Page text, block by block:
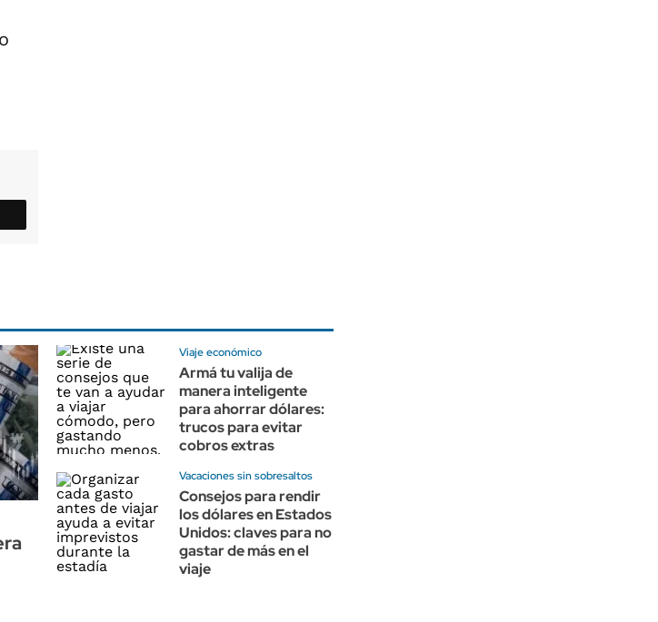
Viaje económico
Armá tu valija de
manera inteligente
para ahorrar dólares:
trucos para evitar
cobros extras
Vacaciones sin sobresaltos
Consejos para rendir
los dólares en Estados
Unidos: claves para no
gastar de más en el
viaje